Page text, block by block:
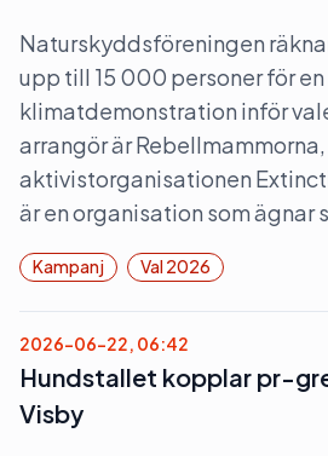
Naturskyddsföreningen
upp till 15 000 personer för en
klimatdemonstration inför
arrangör är
aktivistorganisationen
är en organisation som ägnar
Kampanj Val 2026
2026-06-22, 06:42
Hundstallet kopplar pr-
Visby